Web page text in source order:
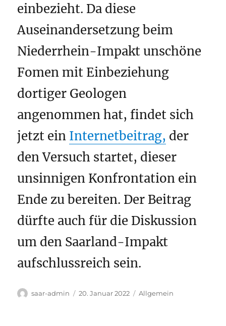
einbezieht. Da diese
Auseinandersetzung beim
Niederrhein-Impakt unschöne
Fomen mit Einbeziehung
dortiger Geologen
angenommen hat, findet sich
jetzt ein Internetbeitrag, der
den Versuch startet, dieser
unsinnigen Konfrontation ein
Ende zu bereiten. Der Beitrag
dürfte auch für die Diskussion
um den Saarland-Impakt
aufschlussreich sein.
Autor
saar-admin
Veröffentlicht
20. Januar 2022 Kategorien
Allgemein